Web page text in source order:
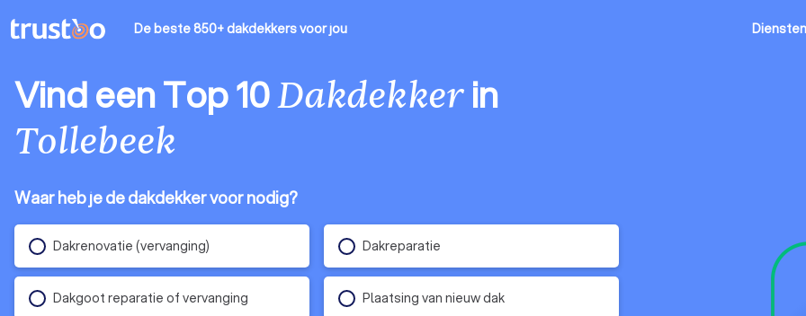
De beste 850+ dakdekkersvoor jou Diensten
Vind een Top 10Dakdekkerin
Tollebeek
Waar heb je de dakdekker voor nodig?
Dakrenovatie (vervanging) Dakreparatie
Dakgoot reparatie of vervanging Plaatsing van nieuw dak